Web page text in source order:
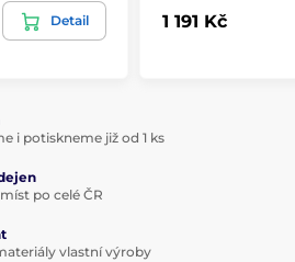
Detail 1 191 Kč
i potiskneme již od 1 ks
po celé ČR
vlastní výroby